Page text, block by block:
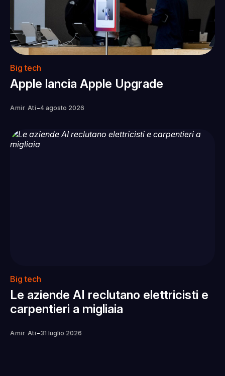
Big tech
Apple lancia Apple Upgrade
Amir Ati -4 agosto 2026
Big tech
Le aziende AI reclutano elettricisti e
carpentieri a migliaia
Amir Ati -31 luglio 2026